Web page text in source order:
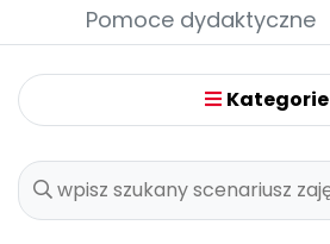
Archiwalne numery
Pomoc
Pomoce dydaktyczne
Kategorie